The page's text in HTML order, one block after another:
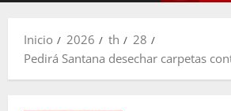
Inicio 2026 th
28
Pedirá Santana desechar carpetas